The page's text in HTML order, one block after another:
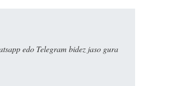
edo Telegram bidez jaso gura